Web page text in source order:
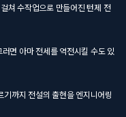
쳐 수작업으로 만들어진 턴제 전
면 아마 전세를 역전시킬 수도 있
까지 전설의 출현을 엔지니어링